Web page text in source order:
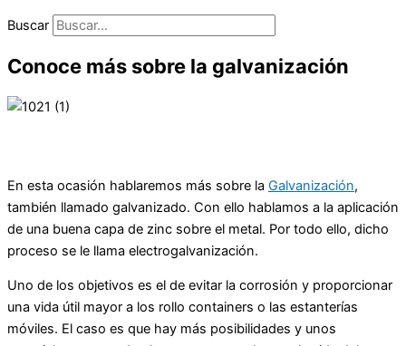
Buscar
Conoce más sobre la galvanización
En esta ocasión hablaremos más sobre la Galvanización,
también llamado galvanizado. Con ello hablamos a la aplicación
de una buena capa de zinc sobre el metal. Por todo ello, dicho
proceso se le llama electrogalvanización.
Uno de los objetivos es el de evitar la corrosión y proporcionar
una vida útil mayor a los rollo containers o las estanterías
móviles. El caso es que hay más posibilidades y unos